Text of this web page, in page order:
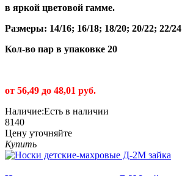
в яркой цветовой гамме.
Размеры: 14/16; 16/18; 18/20; 20/22; 22/24
Кол-во пар в упаковке 20
от 56,49 до 48,01 руб.
Наличие:Есть в наличии
8140
Цену уточняйте
Купить